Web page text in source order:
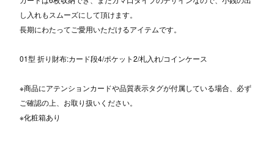
し入れもスムーズにして頂けます。
長期にわたってご愛用いただけるアイテムです。
01型 折り財布:カード段4/ポケット2/札入れ/コインケース
※商品にアテンションカードや品質表示タグが付属している場合、必ず
ご確認の上、お取り扱いください。
※化粧箱あり